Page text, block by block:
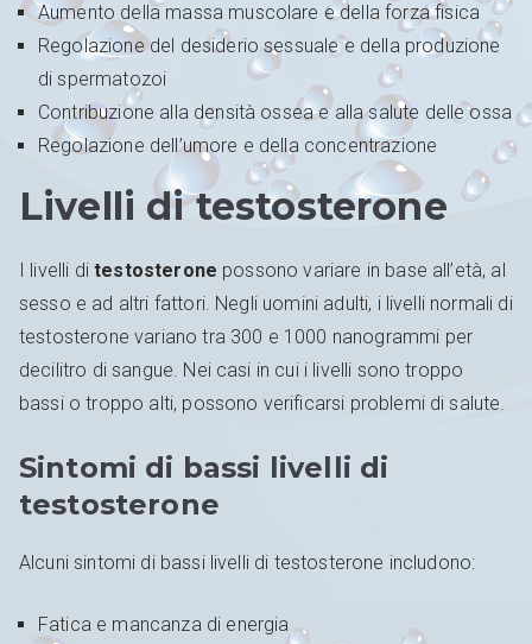
Aumento della massa muscolare e della forza fisica
Regolazione del desiderio sessuale e della produzione
di spermatozoi
Contribuzione alla densità ossea e alla salute delle ossa
Regolazione dell’umore e della concentrazione
Livelli di testosterone
I livelli ditestosterone possono variare in base all’età, al
sesso e ad altri fattori. Negli uomini adulti, i livelli normali di
testosterone variano tra 300 e 1000 nanogrammi per
decilitro di sangue. Nei casi in cui i livelli sono troppo
bassi o troppo alti, possono verificarsi problemi di salute.
Sintomi di bassi livelli di
testosterone
Alcuni sintomi di bassi livelli di testosterone includono:
Fatica e mancanza di energia